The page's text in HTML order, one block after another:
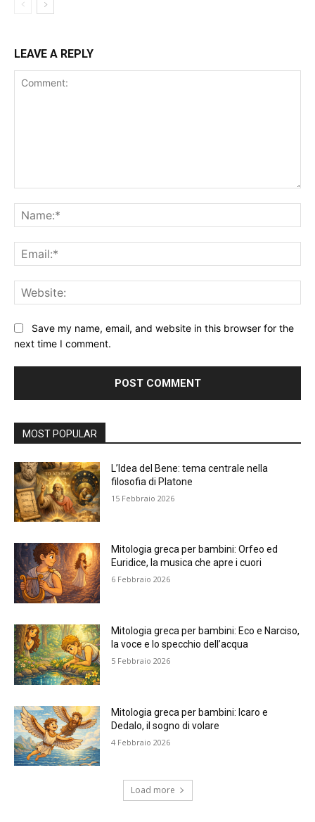
LEAVE A REPLY
Save my name, email, and website in this browser for the
next time I comment.
MOST POPULAR
L’Idea del Bene: tema centrale nella
filosofia di Platone
15 Febbraio 2026
Mitologia greca per bambini: Orfeo ed
Euridice, la musica che apre i cuori
6 Febbraio 2026
Mitologia greca per bambini: Eco e Narciso,
la voce e lo specchio dell’acqua
5 Febbraio 2026
Mitologia greca per bambini: Icaro e
Dedalo, il sogno di volare
4 Febbraio 2026
Load more